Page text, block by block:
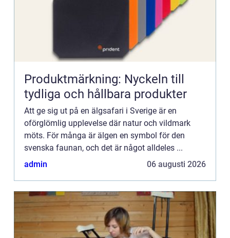
Produktmärkning: Nyckeln till
tydliga och hållbara produkter
Att ge sig ut på en älgsafari i Sverige är en
oförglömlig upplevelse där natur och vildmark
möts. För många är älgen en symbol för den
svenska faunan, och det är något alldeles ...
admin
06 augusti 2026